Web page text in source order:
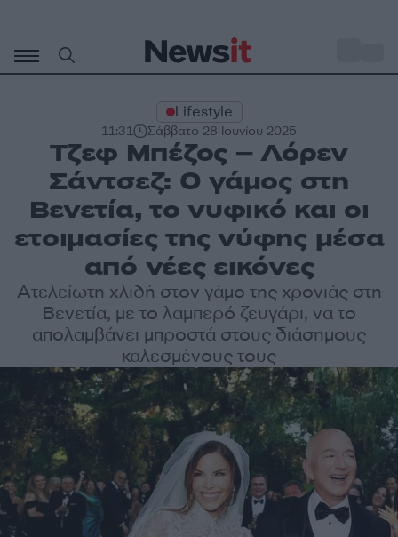
περιεχόμενο
Lifestyle
11:31 Σάββατο 28 Ιουνίου 2025
Τζεφ Μπέζος – Λόρεν
Σάντσεζ: Ο γάμος στη
Βενετία, το νυφικό και οι
ετοιμασίες της νύφης μέσα
από νέες εικόνες
Ατελείωτη χλιδή στον γάμο της χρονιάς στη
Βενετία, με το λαμπερό ζευγάρι, να το
απολαμβάνει μπροστά στους διάσημους
καλεσμένους τους